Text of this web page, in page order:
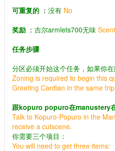
可重复的 ： 没有 No
奖励 ： 吉尔armlets700无味
任务步骤
分区必须开始这个任务，如果你
Zoning is required to begin this
Greeting Cardian in the same
跟kopuro popuro在manustery在
Talk to Kopuro-Popuro in the
receive a cutscene.
你需要三个项目：
You will need to get three items: